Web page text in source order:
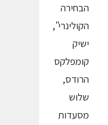
הבחירה
הקולינרי",
ישיק
קומפלקס
הרודס,
שלוש
מסעדות